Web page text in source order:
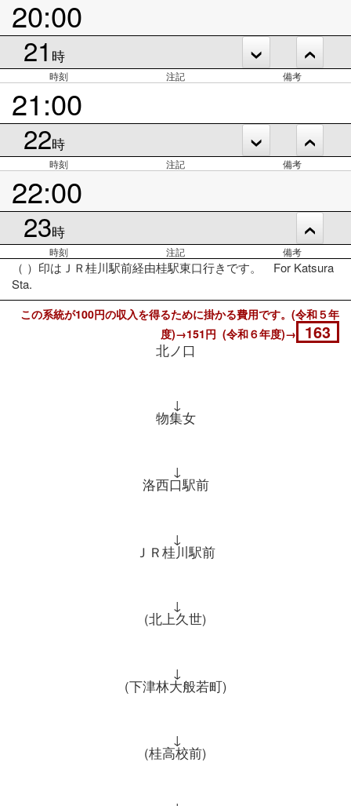
20:00
21 時
時刻 注記 備考
21:00
22時
時刻 注記 備考
22:00
23時
時刻 注記 備考
（ ）印はＪＲ桂川駅前経由桂駅東口行きです。 For Katsura
Sta.
この系統が100円の収入を得るために掛かる費用です。(令和５年
度)→151円 (令和６年度)→
163
北ノ口
↓
物集女
↓
洛西口駅前
↓
ＪＲ桂川駅前
↓
(北上久世)
↓
(下津林大般若町)
↓
(桂高校前)